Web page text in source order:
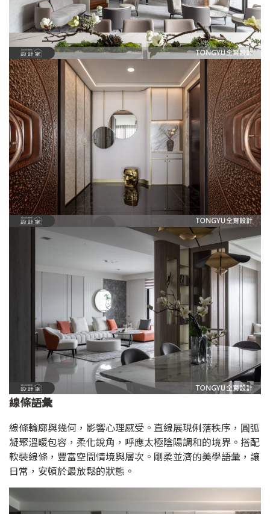
線條語彙
線條輪廓與幾何，影響心理感受。直線展現俐落秩序，圓弧
凝聚溫暖包容，柔化銳角，呼應太極陰陽調和的境界。搭配
軟裝線條，豐富空間情境與層次。剛柔並濟的美學語彙，讓
日常，安頓於最放鬆的狀態。